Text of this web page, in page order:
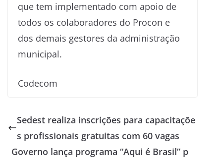
que tem implementado com apoio de
todos os colaboradores do Procon e
dos demais gestores da administração
municipal.
Codecom
Sedest realiza inscrições para capacitaçõe
s profissionais gratuitas com 60 vagas
Governo lança programa “Aqui é Brasil” p